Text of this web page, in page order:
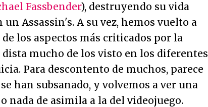
Fassbender), destruyendo su vida
Assassin's. A su vez, hemos vuelto a
los aspectos más criticados por la
mucho de los visto en los diferentes
Para descontento de muchos, parece
han subsanado, y volvemos a ver una
nada de asimila a la del videojuego.